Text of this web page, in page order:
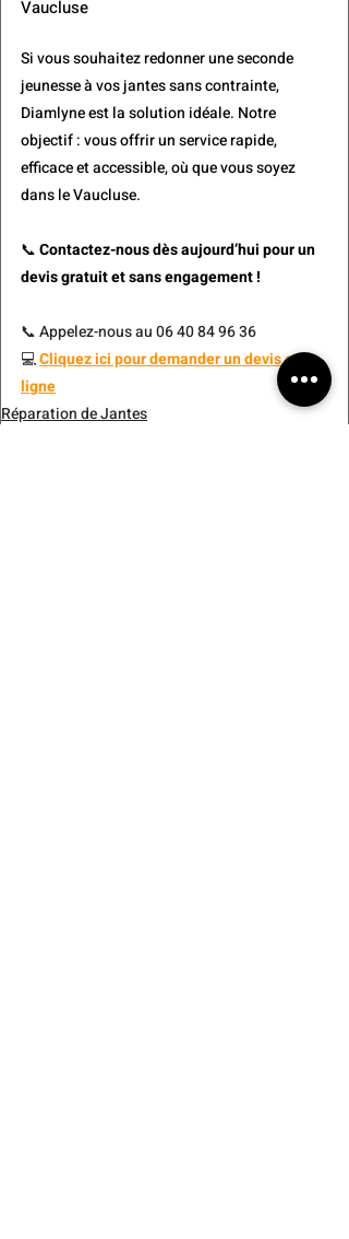
Vaucluse
Si vous souhaitez redonner une seconde
jeunesse à vos jantes sans contrainte,
Diamlyne est la solution idéale. Notre
objectif : vous offrir un service rapide,
efficace et accessible, où que vous soyez
dans le Vaucluse.
📞 Contactez-nous dès aujourd’hui pour un
devis gratuit et sans engagement !
📞 Appelez-nous au 06 40 84 96 36
💻 Cliquez ici pour demander un devis en
ligne
Réparation de Jantes